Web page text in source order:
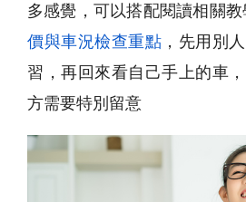
多感覺，可以搭配閱讀相關教
價與車況檢查重點 ，先用別
習，再回來看自己手上的車
方需要特別留意